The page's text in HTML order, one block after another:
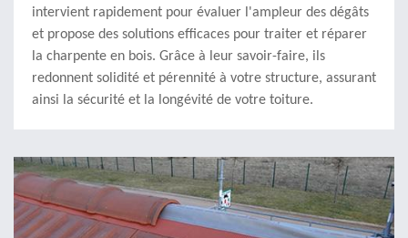
intervient rapidement pour évaluer l'ampleur des dégâts
et propose des solutions efficaces pour traiter et réparer
la charpente en bois. Grâce à leur savoir-faire, ils
redonnent solidité et pérennité à votre structure, assurant
ainsi la sécurité et la longévité de votre toiture.